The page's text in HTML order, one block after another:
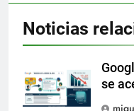
Noticias
se